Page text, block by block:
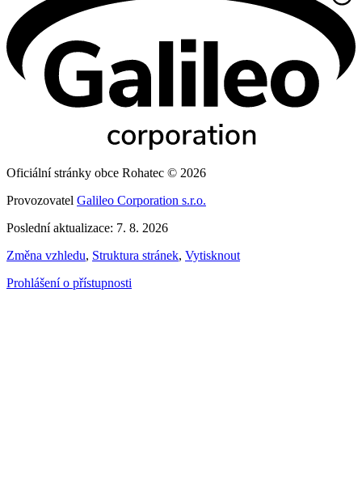
Oficiální stránky obce Rohatec © 2026
Provozovatel Galileo Corporation s.r.o.
Poslední aktualizace: 7. 8. 2026
Změna vzhledu, Struktura stránek, Vytisknout
Prohlášení o přístupnosti